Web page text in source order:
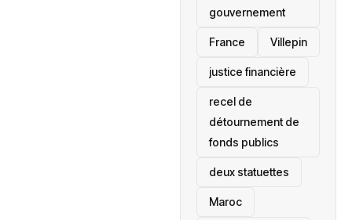
gouvernement
France Villepin
justice financière
recel de
détournement de
fonds publics
deux statuettes
Maroc